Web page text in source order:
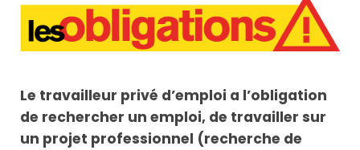
Le travailleur privé d’emploi a l’obligation
de rechercher un emploi, de travailler sur
un projet professionnel (recherche de